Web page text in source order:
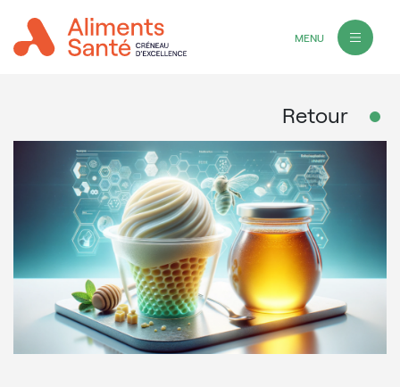
MENU
Retour